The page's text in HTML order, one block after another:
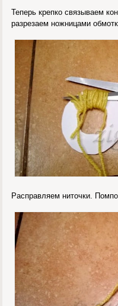
Теперь крепко связываем
разрезаем ножницами
Расправляем ниточки.